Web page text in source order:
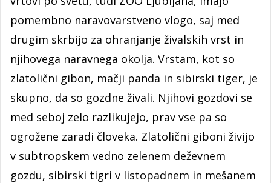
pomembno naravovarstveno vlogo, saj med
drugim skrbijo za ohranjanje živalskih vrst in
njihovega naravnega okolja. Vrstam, kot so
zlatolični gibon, mačji panda in sibirski tiger, je
skupno, da so gozdne živali. Njihovi gozdovi se
med seboj zelo razlikujejo, prav vse pa so
ogrožene zaradi človeka. Zlatolični giboni živijo
v subtropskem vedno zelenem deževnem
gozdu, sibirski tigri v listopadnem in mešanem